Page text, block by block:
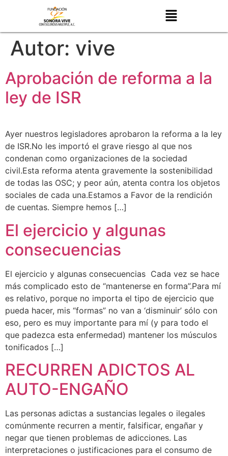
Autor: vive
Aprobación de reforma a la
ley de ISR
Ayer nuestros legisladores aprobaron la reforma a la ley
de ISR.No les importó el grave riesgo al que nos
condenan como organizaciones de la sociedad
civil.Esta reforma atenta gravemente la sostenibilidad
de todas las OSC; y peor aún, atenta contra los objetos
sociales de cada una.Estamos a Favor de la rendición
de cuentas. Siempre hemos […]
El ejercicio y algunas
consecuencias
El ejercicio y algunas consecuencias Cada vez se hace
más complicado esto de “mantenerse en forma”.Para mí
es relativo, porque no importa el tipo de ejercicio que
pueda hacer, mis “formas” no van a ‘disminuir’ sólo con
eso, pero es muy importante para mí (y para todo el
que padezca esta enfermedad) mantener los músculos
tonificados […]
RECURREN ADICTOS AL
AUTO-ENGAÑO
Las personas adictas a sustancias legales o ilegales
comúnmente recurren a mentir, falsificar, engañar y
negar que tienen problemas de adicciones. Las
interpretaciones o justificaciones para el consumo de